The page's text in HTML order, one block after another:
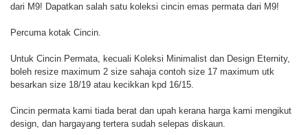
dari M9! Dapatkan salah satu koleksi cincin emas permata dari M9!
Percuma kotak Cincin.
Untuk Cincin Permata, kecuali Koleksi Minimalist dan Design Eternity,
boleh resize maximum 2 size sahaja contoh size 17 maximum utk
besarkan size 18/19 atau kecikkan kpd 16/15.
Cincin permata kami tiada berat dan upah kerana harga kami mengikut
design, dan hargayang tertera sudah selepas diskaun.